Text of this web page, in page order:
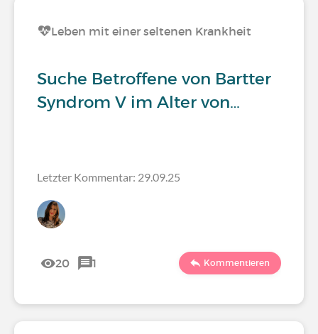
Leben mit einer seltenen Krankheit
Suche Betroffene von Bartter
Syndrom V im Alter von…
Letzter Kommentar: 29.09.25
20 1 Kommentieren